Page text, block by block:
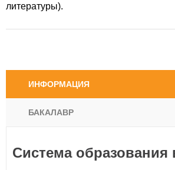
литературы).
ИНФОРМАЦИЯ
БАКАЛАВР
Система образования